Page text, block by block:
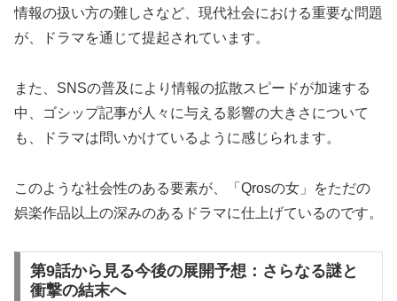
情報の扱い方の難しさなど、現代社会における重要な問題
が、ドラマを通じて提起されています。
また、SNSの普及により情報の拡散スピードが加速する
中、ゴシップ記事が人々に与える影響の大きさについて
も、ドラマは問いかけているように感じられます。
このような社会性のある要素が、「Qrosの女」をただの
娯楽作品以上の深みのあるドラマに仕上げているのです。
第9話から見る今後の展開予想：さらなる謎と
衝撃の結末へ